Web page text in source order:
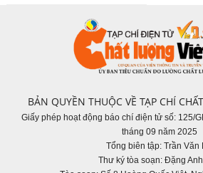
BẢN QUYỀN THUỘC VỀ TẠP CHÍ
Giấy phép hoạt động báo chí điện tử số: 125/
tháng 09 năm 2025
Tổng biên tập: Trần Văn
Thư ký tòa soạn: Đặng